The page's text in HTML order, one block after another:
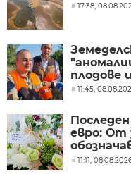
17:38,
плодове
11:45,
евро: От
11:11,